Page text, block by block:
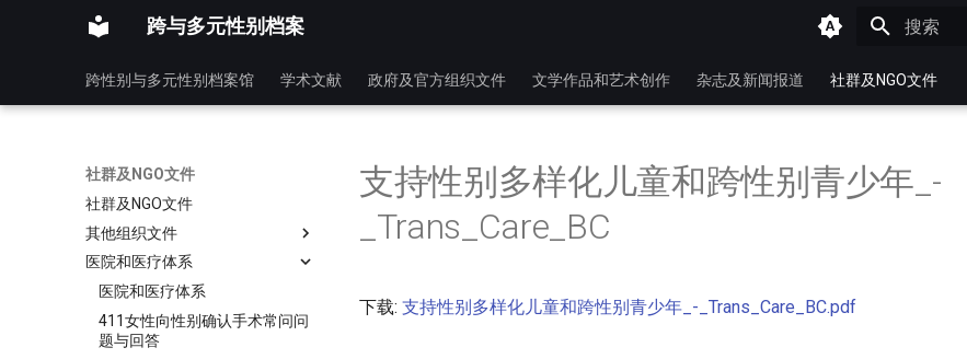
跨与多元性别档案
跨性别与多元性别档案馆 学术文献 政府及官方组织文件 文学作品和艺术创作 杂志及新闻报道 社群及NGO文件
社群及NGO文件
社群及NGO文件
其他组织文件
医院和医疗体系
医院和医疗体系
411女性向性别确认手术常问问
题与回答
支持性别多样化儿童和跨性别青少年_-
_Trans_Care_BC
下载: 支持性别多样化儿童和跨性别青少年_-_Trans_Care_BC.pdf